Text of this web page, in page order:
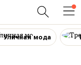
Уличная мода